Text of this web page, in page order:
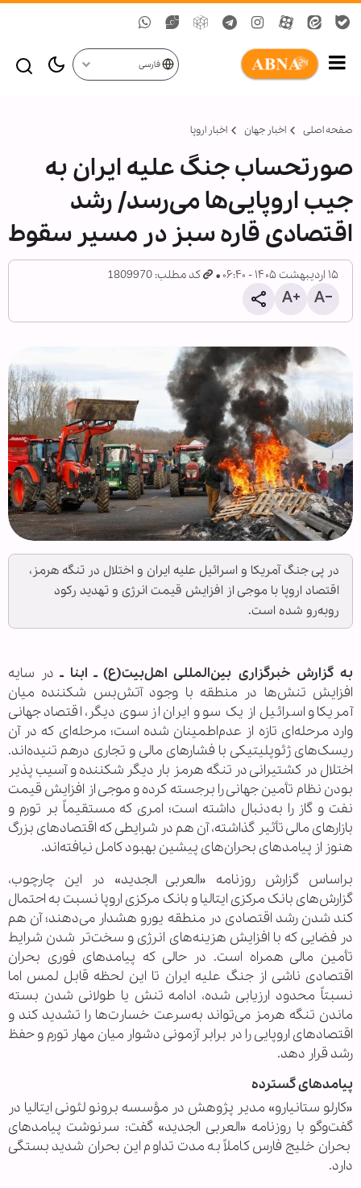
فارسی
صفحه اصلی اخبار جهان اخبار اروپا
صورتحساب جنگ علیه ایران به
جیب اروپایی‌ها می‌رسد/ رشد
اقتصادی قاره سبز در مسیر سقوط
۱۵ اردیبهشت ۱۴۰۵ - ۰۶:۴۰ کد مطلب: 1809970
در پی جنگ آمریکا و اسرائیل علیه ایران و اختلال در تنگه هرمز،
اقتصاد اروپا با موجی از افزایش قیمت انرژی و تهدید رکود
روبه‌رو شده است.
به گزارش خبرگزاری بین‌المللی اهل‌بیت(ع) ـ ابنا ـ در سایه
افزایش تنش‌ها در منطقه با وجود آتش‌بس شکننده میان
آمریکا و اسرائیل از یک سو و ایران از سوی دیگر، اقتصاد جهانی
وارد مرحله‌ای تازه از عدم‌اطمینان شده است؛ مرحله‌ای که در آن
ریسک‌های ژئوپلیتیکی با فشارهای مالی و تجاری درهم تنیده‌اند.
اختلال در کشتیرانی در تنگه هرمز بار دیگر شکننده و آسیب پذیر
بودن نظام تأمین جهانی را برجسته کرده و موجی از افزایش قیمت
نفت و گاز را به‌دنبال داشته است؛ امری که مستقیماً بر تورم و
بازارهای مالی تأثیر گذاشته، آن هم در شرایطی که اقتصادهای بزرگ
هنوز از پیامدهای بحران‌های پیشین بهبود کامل نیافته‌اند.
براساس گزارش روزنامه «العربی الجدید» در این چارچوب،
گزارش‌های بانک مرکزی ایتالیا و بانک مرکزی اروپا نسبت به احتمال
کند شدن رشد اقتصادی در منطقه یورو هشدار می‌دهند؛ آن هم
در فضایی که با افزایش هزینه‌های انرژی و سخت‌تر شدن شرایط
تأمین مالی همراه است. در حالی که پیامدهای فوری بحران
اقتصادی ناشی از جنگ علیه ایران تا این لحظه قابل لمس اما
نسبتاً محدود ارزیابی شده، ادامه تنش یا طولانی شدن بسته
ماندن تنگه هرمز می‌تواند به‌سرعت خسارت‌ها را تشدید کند و
اقتصادهای اروپایی را در برابر آزمونی دشوار میان مهار تورم و حفظ
رشد قرار دهد.
پیامدهای گسترده
«کارلو ستانیارو» مدیر پژوهش در مؤسسه برونو لئونی ایتالیا در
گفت‌وگو با روزنامه «العربی الجدید» گفت: سرنوشت پیامدهای
بحران خلیج فارس کاملاً به مدت تداوم این بحران شدید بستگی
دارد.